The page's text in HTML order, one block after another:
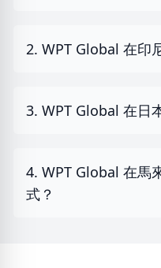
2. WPT Global 在印
3. WPT Global 在日
4. WPT Global 在馬
式？